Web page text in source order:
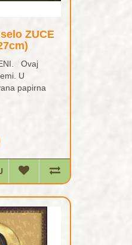
ZUCE
Ovaj
U
papirna